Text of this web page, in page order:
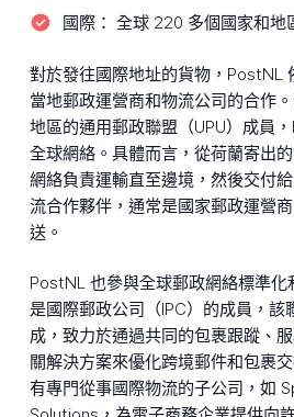
國際： 全球 220 多個國家和地
對於發往國際地址的貨物，PostNL
當地郵政運營商和物流公司的合作
地區的通用郵政聯盟（UPU）成員
全球網絡。具體而言，從荷蘭寄出
網絡負責運輸直至邊境，然後交付
流合作夥伴，通常是國家郵政運營
送。
PostNL 也參與全球郵政網絡標準化
是國際郵政公司（IPC）的成員，該
成，致力於通過共同的包裹跟蹤、
關解決方案來優化跨境郵件和包裹
有專門從事國際物流的子公司，如